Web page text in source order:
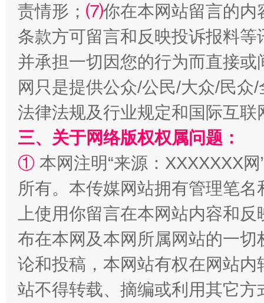
阿坝州三大球赛在茂县开幕
国家大学科技园优化重塑工作
责情形； ⑺你在本网站留言的内
条款方可留言和反映投诉报料
并承担一切因您的行为而直接
网只是提供公众/公民/大众/民
法律法规及行业规定和国际互
三、关于网络版权权属问题：
① 本网注明“来源：XXXXXXX
所有。本传媒网站拥有管理笔
上使用你留言在本网站内容和
布在本网及本网所属网站的一
论和投稿，本网站有权在网站
站不得转载、摘编或利用其它